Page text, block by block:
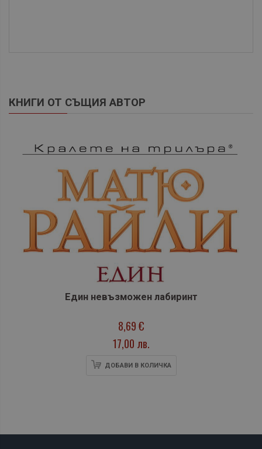
КНИГИ ОТ СЪЩИЯ АВТОР
Един невъзможен лабиринт
8,69 €
17,00 лв.
ДОБАВИ В КОЛИЧКА